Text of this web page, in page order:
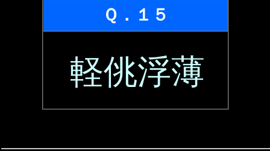
Ｑ．１５
軽佻浮薄